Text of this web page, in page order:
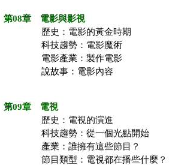
第08章 電影與影視
歷史：電影的黃金時期
科技趨勢：電影魔術
電影產業：製作電影
說故事：電影內容
第09章 電視
歷史：電視的演進
科技趨勢：從一個光點開始
產業：誰擁有這些節目？
節目類型：電視都在播些什麼？